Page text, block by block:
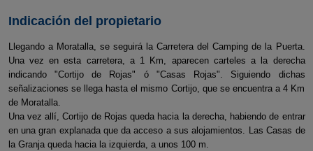
Indicación del propietario
Llegando a Moratalla, se seguirá la Carretera del Camping de la Puerta.
Una vez en esta carretera, a 1 Km, aparecen carteles a la derecha
indicando "Cortijo de Rojas" ó "Casas Rojas". Siguiendo dichas
señalizaciones se llega hasta el mismo Cortijo, que se encuentra a 4 Km
de Moratalla.
Una vez allí, Cortijo de Rojas queda hacia la derecha, habiendo de entrar
en una gran explanada que da acceso a sus alojamientos. Las Casas de
la Granja queda hacia la izquierda, a unos 100 m.